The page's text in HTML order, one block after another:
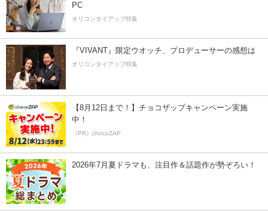
PC
オリコンタイアップ特集
『VIVANT』限定ウオッチ、プロデューサーの感想は
オリコンタイアップ特集
【8月12日まで！】チョコザップキャンペーン実施
中！
（PR）chocoZAP
2026年7月夏ドラマも、注目作＆話題作が勢ぞろい！